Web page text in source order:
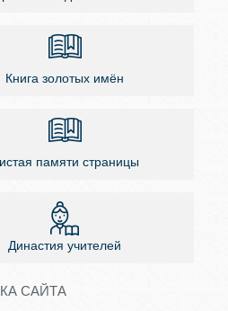
Книга золотых имён
памяти страницы
Династия учителей
САЙТА